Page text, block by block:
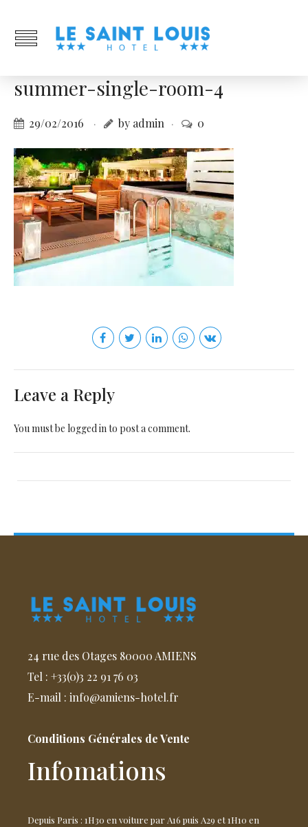
summer-single-room-4
29/02/2016 by admin 0
Leave a Reply
You must be logged into post a comment.
24 rue des Otages 80000 AMIENS
Tel : +33(0)3 22 91 76 03
E-mail : info@amiens-hotel.fr
Conditions Générales de Vente
Infomations
Depuis Paris : 1H30 en voiture par A16 puis A29 et 1H10 en